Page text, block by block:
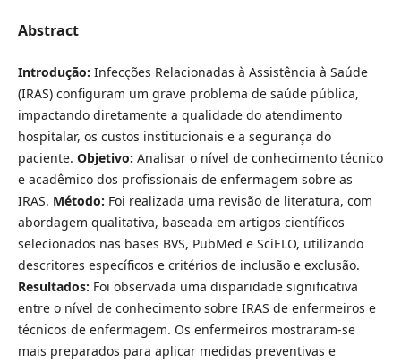
Abstract
Introdução: Infecções Relacionadas à Assistência à Saúde
(IRAS) configuram um grave problema de saúde pública,
impactando diretamente a qualidade do atendimento
hospitalar, os custos institucionais e a segurança do
paciente. Objetivo: Analisar o nível de conhecimento técnico
e acadêmico dos profissionais de enfermagem sobre as
IRAS. Método: Foi realizada uma revisão de literatura, com
abordagem qualitativa, baseada em artigos científicos
selecionados nas bases BVS, PubMed e SciELO, utilizando
descritores específicos e critérios de inclusão e exclusão.
Resultados: Foi observada uma disparidade significativa
entre o nível de conhecimento sobre IRAS de enfermeiros e
técnicos de enfermagem. Os enfermeiros mostraram-se
mais preparados para aplicar medidas preventivas e